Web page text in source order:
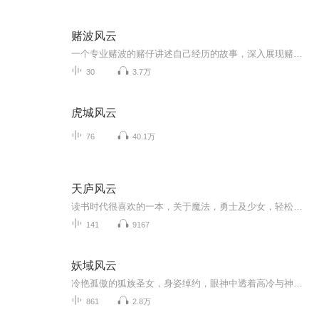
赌波风云
30 3.7万
虎城风云
76 40.1万
天庐风云
141 9167
妖域风云
861 2.8万